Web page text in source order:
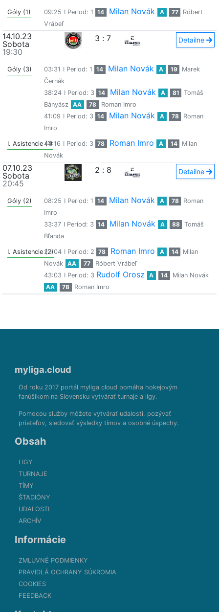
Góly (1) 09:25 I Period: 1 14 Milan Novák A 77
Róbert
Vrábeľ
14.10.23
Sobota
19:30
3 : 7 Detailne
Góly (3) 03:31 I Period: 1 14 Milan Novák A 19
Marek
Černák
38:24 I Period: 3 14 Milan Novák A 81
Tomáš
Bányász
AA 78
Roman Imro
41:09 I Period: 3 14 Milan Novák A 78
Roman
Imro
I. Asistencie (1)44:16 I Period: 3 78 Roman Imro A 14
Milan
Novák
07.10.23
Sobota
20:45
2 : 8 Detailne
Góly (2) 08:25 I Period: 1 14 Milan Novák A 78
Roman
Imro
33:37 I Period: 3 14 Milan Novák A 88
Tomáš
Bľanda
I. Asistencie (2)23:04 I Period: 2 78 Roman Imro A 14
Milan
Novák
AA 77
Róbert Vrábeľ
43:03 I Period: 3 Rudolf Orosz A 14
Milan Novák
AA
78 Roman Imro
myliga.cloud
Od roku 2017 portál myliga.cloud pomáha hokejovým
fanúšikom na Slovensku vytvárať turnaje a ligy.
Pomocou služby môžete vytvárať udalosti, pozývať
priateľov, sledovať výsledky tímov a osobné úspechy.
Obsah
LIGY
TURNAJE
TÍMY
ŠTADIÓNY
UDALOSTI
ARCHÍV
Informácie
ZMLUVNÉ PODMIENKY
PRAVIDLÁ OCHRANY SÚKROMIA
COOKIES
FEEDBACK